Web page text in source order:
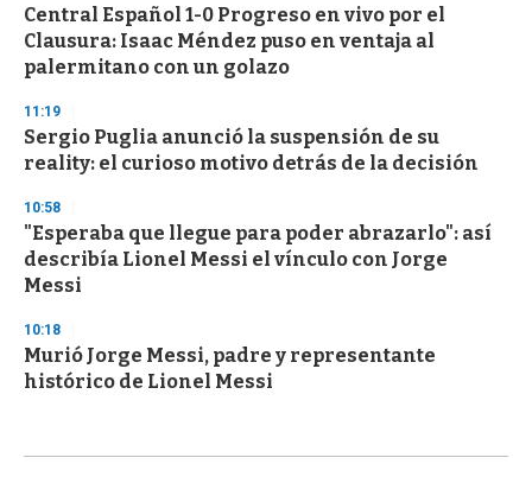
Central Español 1-0 Progreso en vivo por el
Clausura: Isaac Méndez puso en ventaja al
palermitano con un golazo
11:19
Sergio Puglia anunció la suspensión de su
reality: el curioso motivo detrás de la decisión
10:58
"Esperaba que llegue para poder abrazarlo": así
describía Lionel Messi el vínculo con Jorge
Messi
10:18
Murió Jorge Messi, padre y representante
histórico de Lionel Messi